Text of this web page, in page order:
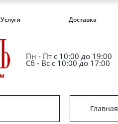
Услуги Доставка
Пн - Пт c 10:00 до 19:00
Сб - Вс с 10:00 до 17:00
Главная